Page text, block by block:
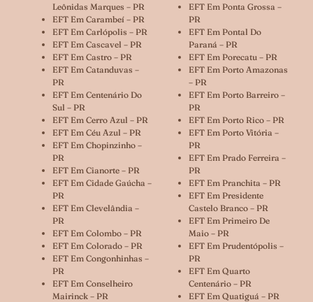
Leônidas Marques – PR
EFT Em Carambeí – PR
EFT Em Carlópolis – PR
EFT Em Cascavel – PR
EFT Em Castro – PR
EFT Em Catanduvas –
PR
EFT Em Centenário Do
Sul – PR
EFT Em Cerro Azul – PR
EFT Em Céu Azul – PR
EFT Em Chopinzinho –
PR
EFT Em Cianorte – PR
EFT Em Cidade Gaúcha –
PR
EFT Em Clevelândia –
PR
EFT Em Colombo – PR
EFT Em Colorado – PR
EFT Em Congonhinhas –
PR
EFT Em Conselheiro
Mairinck – PR
EFT Em Ponta Grossa –
PR
EFT Em Pontal Do
Paraná – PR
EFT Em Porecatu – PR
EFT Em Porto Amazonas
– PR
EFT Em Porto Barreiro –
PR
EFT Em Porto Rico – PR
EFT Em Porto Vitória –
PR
EFT Em Prado Ferreira –
PR
EFT Em Pranchita – PR
EFT Em Presidente
Castelo Branco – PR
EFT Em Primeiro De
Maio – PR
EFT Em Prudentópolis –
PR
EFT Em Quarto
Centenário – PR
EFT Em Quatiguá – PR